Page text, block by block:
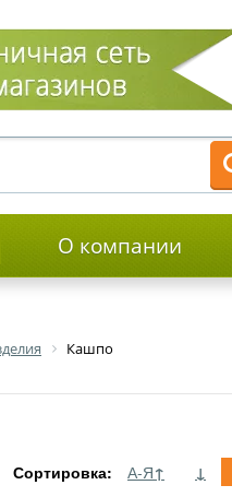
О компании
Кашпо
Сортировка: А-Я↑ ↓